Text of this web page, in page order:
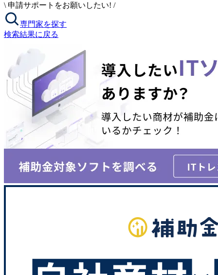
\ 申請サポートをお願いしたい! /
専門家を探す
検索結果に戻る